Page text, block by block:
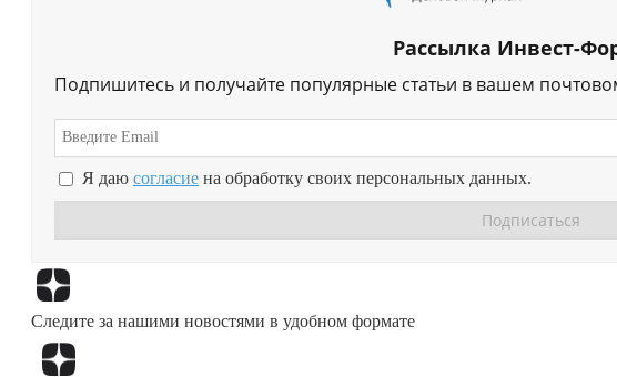
Рассылка Инвест-
Подпишитесь и получайте популярные статьи в вашем
Я даю согласие на обработку своих персональных данных.
Следите за нашими новостями в удобном формате